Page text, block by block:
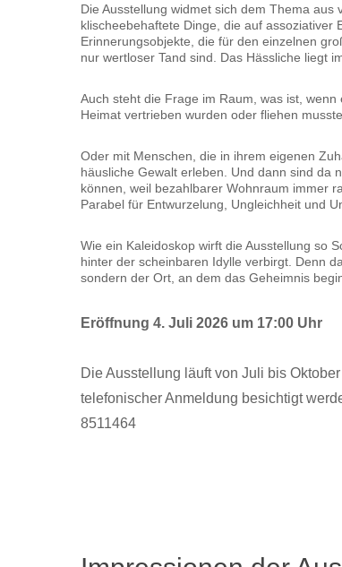
Die Ausstellung widmet sich dem Thema
klischeebehaftete Dinge, die auf
Erinnerungsobjekte, die für den einzelnen
nur wertloser Tand sind. Das Hässliche liegt
Auch steht die Frage im Raum, was ist,
Heimat vertrieben wurden oder fliehen
Oder mit Menschen, die in ihrem eigenen
häusliche Gewalt erleben. Und dann sind da
können, weil bezahlbarer Wohnraum immer
Parabel für Entwurzelung, Ungleichheit und
Wie ein Kaleidoskop wirft die Ausstellung so
hinter der scheinbaren Idylle verbirgt. Denn
sondern der Ort, an dem das Geheimnis
Eröffnung 4. Juli 2026 um 17:00 Uhr
Die Ausstellung läuft von Juli bis
telefonischer Anmeldung besichtigt
8511464